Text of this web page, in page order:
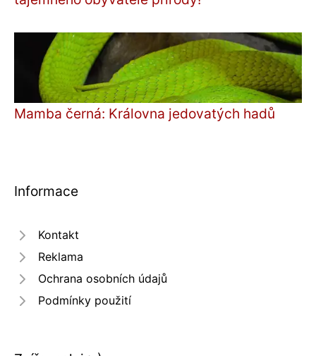
Mamba černá: Královna jedovatých hadů
Informace
Kontakt
Reklama
Ochrana osobních údajů
Podmínky použití